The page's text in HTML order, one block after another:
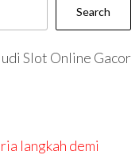
Search
Slot Online Gacor
langkah demi